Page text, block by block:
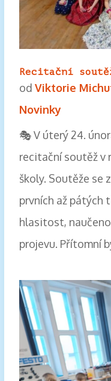
Recitační
od Viktorie
Novinky
🎭 V úterý 24.
recitační soutěž v
školy. Soutěže se
prvních až pátých
hlasitost,
projevu. Přítomní